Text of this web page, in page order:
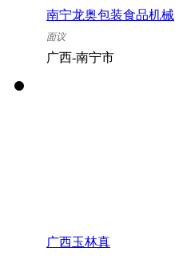
南宁龙奥包装食品机械
有限公司
面议
广西-南宁市
广西玉林真